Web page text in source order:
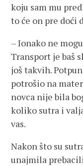
koju sam mu
to će on pre doći
– Ionako ne
Transport je baš
još takvih.
potrošio na
novca nije bila
koliko sutra i
vas.
Nakon što su
unajmila